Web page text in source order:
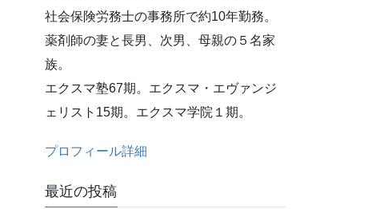
社会保険労務士の事務所で約10年勤務。
薬剤師の妻と長男、次男、母親の５名家
族。
エクスマ塾67期。エクスマ・エヴァンジ
ェリスト15期。エクスマ学院１期。
プロフィール詳細
最近の投稿